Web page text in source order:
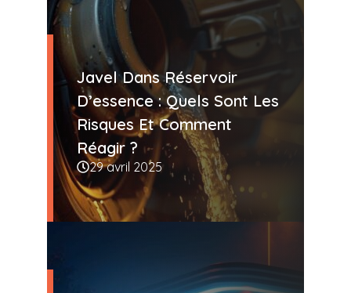
Javel Dans Réservoir
D’essence : Quels Sont Les
Risques Et Comment
Réagir ?
29 avril 2025